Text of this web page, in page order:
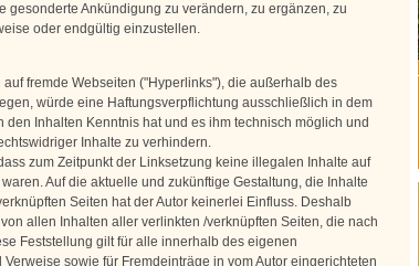
gesonderte Ankündigung zu verändern, zu ergänzen, zu
oder endgültig einzustellen.
fremde Webseiten ("Hyperlinks"), die außerhalb des
würde eine Haftungsverpflichtung ausschließlich in dem
den Inhalten Kenntnis hat und es ihm technisch möglich und
Inhalte zu verhindern.
zum Zeitpunkt der Linksetzung keine illegalen Inhalte auf
Auf die aktuelle und zukünftige Gestaltung, die Inhalte
Seiten hat der Autor keinerlei Einfluss. Deshalb
allen Inhalten aller verlinkten /verknüpften Seiten, die nach
Feststellung gilt für alle innerhalb des eigenen
sowie für Fremdeinträge in vom Autor eingerichteten